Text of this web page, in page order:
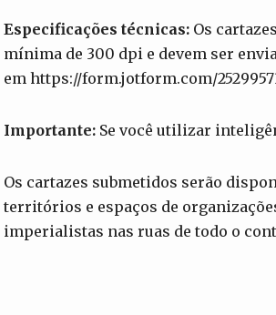
Especificações técnicas:Os
mínima de 300 dpi e devem ser
em https://form.jotform.com/
Importante:Se você utilizar
Os cartazes submetidos serão
territórios e espaços de
imperialistas nas ruas de todo o